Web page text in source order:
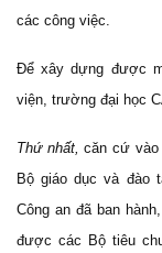
các công việc.
Để xây dựng được
viện, trường đại học
Thứ nhất,căn cứ vào
Bộ giáo dục và đào
Công an đã ban
được các Bộ tiêu